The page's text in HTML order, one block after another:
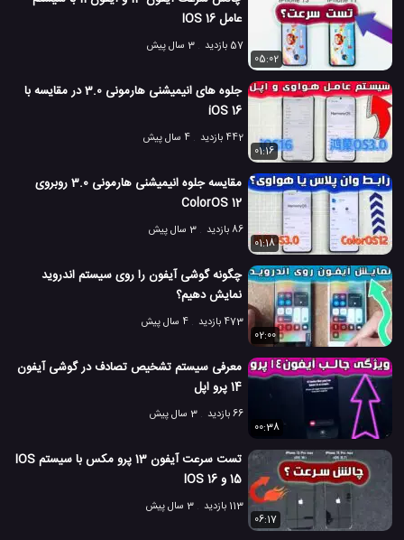
398 بازدید
3 سال پیش بررسی تکنولوژی
عامل IOS 16
57 بازدید
3 سال پیش
05:02
جلوه های انیمیشنی هارمونی 3.0 در مقایسه با
iOS 16
442 بازدید
4 سال پیش
01:16
مقایسه جلوه انیمیشنی هارمونی 3.0 روبروی
ColorOS 12
86 بازدید
3 سال پیش
01:18
چگونه گوشی آیفون را روی سیستم اندروید
نمایش دهیم؟
473 بازدید
4 سال پیش
02:00
معرفی سیستم تشخیص تصادف در گوشی آیفون
14 پرو اپل
66 بازدید
3 سال پیش
00:38
تست سرعت آیفون 13 پرو مکس با سیستم IOS
15 و IOS 16
113 بازدید
3 سال پیش
06:17